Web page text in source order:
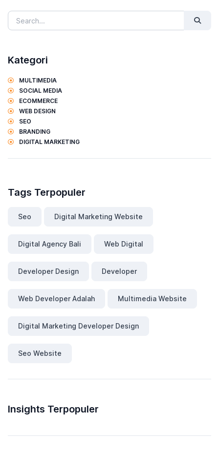
Kategori
MULTIMEDIA
SOCIAL MEDIA
ECOMMERCE
WEB DESIGN
SEO
BRANDING
DIGITAL MARKETING
Tags Terpopuler
Seo Digital Marketing Website
Digital Agency Bali Web Digital
Developer Design Developer
Web Developer Adalah Multimedia Website
Digital Marketing Developer Design
Seo Website
Insights Terpopuler